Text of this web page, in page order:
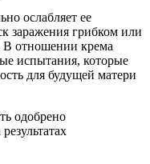
ослабляет ее
заражения грибком или
В отношении крема
испытания, которые
для будущей матери
одобрено